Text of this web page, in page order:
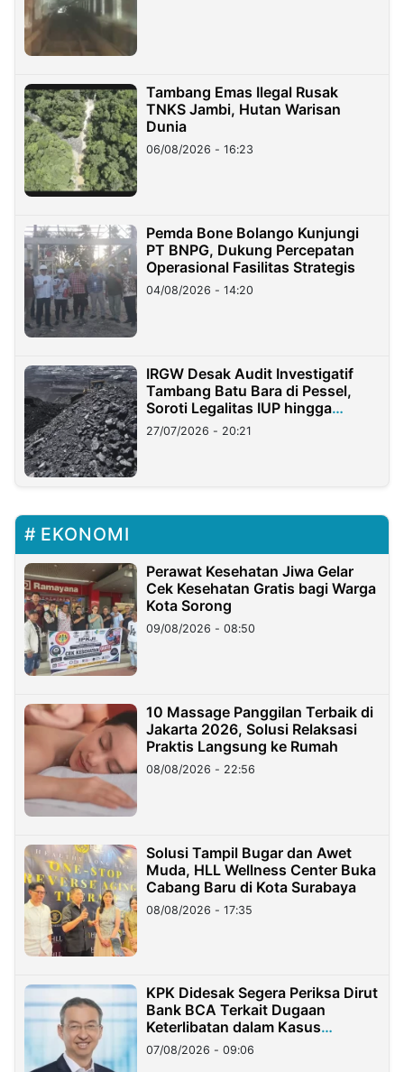
Tambang Emas Ilegal Rusak
TNKS Jambi, Hutan Warisan
Dunia
06/08/2026 - 16:23
Pemda Bone Bolango Kunjungi
PT BNPG, Dukung Percepatan
Operasional Fasilitas Strategis
04/08/2026 - 14:20
IRGW Desak Audit Investigatif
Tambang Batu Bara di Pessel,
Soroti Legalitas IUP hingga
Stockpile
27/07/2026 - 20:21
EKONOMI
Perawat Kesehatan Jiwa Gelar
Cek Kesehatan Gratis bagi Warga
Kota Sorong
09/08/2026 - 08:50
10 Massage Panggilan Terbaik di
Jakarta 2026, Solusi Relaksasi
Praktis Langsung ke Rumah
08/08/2026 - 22:56
Solusi Tampil Bugar dan Awet
Muda, HLL Wellness Center Buka
Cabang Baru di Kota Surabaya
08/08/2026 - 17:35
KPK Didesak Segera Periksa Dirut
Bank BCA Terkait Dugaan
Keterlibatan dalam Kasus
Hilangnya Dana Nasabah Rp2,58
Miliar
07/08/2026 - 09:06